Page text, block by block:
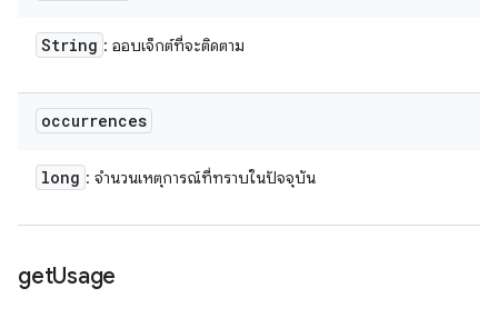
String : ออบเจ็กต์ที่จะติดตาม
occurrences
long : จำนวนเหตุการณ์ที่ทราบในปัจจุบัน
getUsage